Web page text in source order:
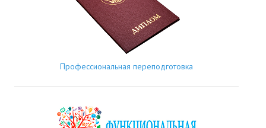
Профессиональная переподготовка